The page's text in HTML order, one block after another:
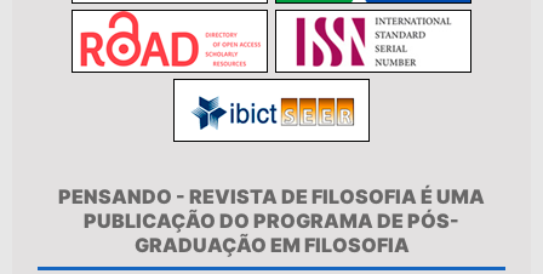
PENSANDO - REVISTA DE FILOSOFIA É UMA
PUBLICAÇÃO DO PROGRAMA DE PÓS-
GRADUAÇÃO EM FILOSOFIA